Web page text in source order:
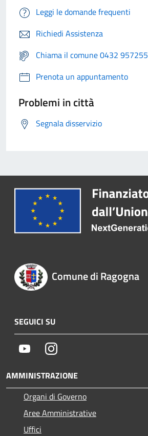
Leggi le domande frequenti
Richiedi Assistenza
Chiama il comune 0432 957255
Prenota un appuntamento
Problemi in città
Segnala disservizio
Comune di Ragogna
SEGUICI SU
YoutubeInstagram
AMMINISTRAZIONE
Organi di Governo
Aree Amministrative
Uffici